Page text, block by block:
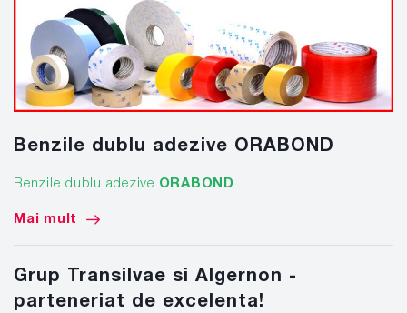
Benzile dublu adezive ORABOND
Benzile dublu adezive ORABOND
Mai mult
Grup Transilvae si Algernon -
parteneriat de excelenta!